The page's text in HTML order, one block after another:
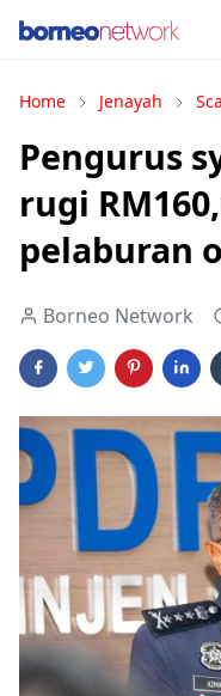
Home Jenayah
Pengurus
rugi
pelaburan
Borneo Network